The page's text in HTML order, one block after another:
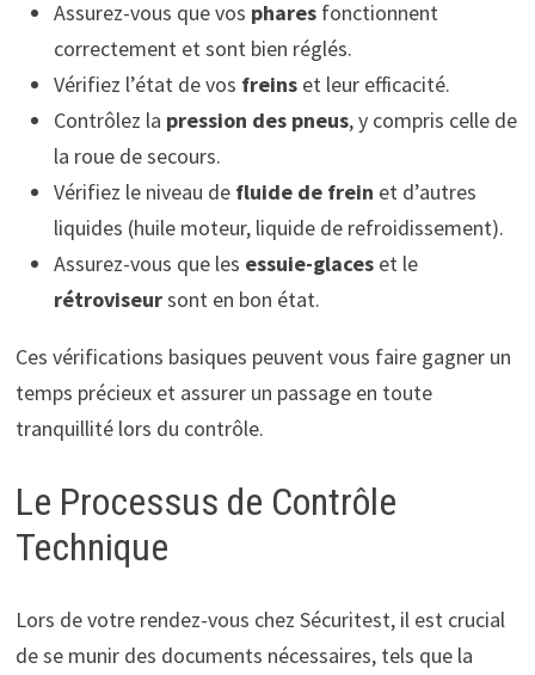
Assurez-vous que vos pharesfonctionnent
correctement et sont bien réglés.
Vérifiez l’état de vos freinset leur efficacité.
Contrôlez la pression des pneus, y compris celle de
la roue de secours.
Vérifiez le niveau de fluide de frein et d’autres
liquides (huile moteur, liquide de refroidissement).
Assurez-vous que les essuie-glaceset le
rétroviseursont en bon état.
Ces vérifications basiques peuvent vous faire gagner un
temps précieux et assurer un passage en toute
tranquillité lors du contrôle.
Le Processus de Contrôle
Technique
Lors de votre rendez-vous chez Sécuritest, il est crucial
de se munir des documents nécessaires, tels que la